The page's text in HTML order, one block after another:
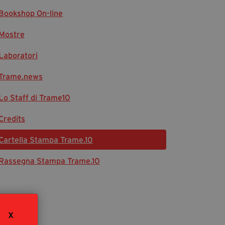
X
Diventa Partner
Sostienici
Civico Trame
Progetto Trame a Scuola
Progetto Visioni Civiche
Mostra 3D - Visioni Civiche
Il Diritto di Essere
On-line
Staff di Trame10
Stampa Trame.10
Stampa Trame.10